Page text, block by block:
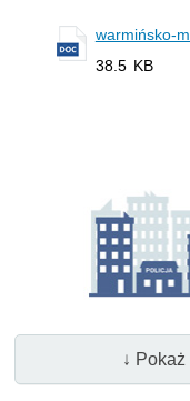
warmińsko-
38.5 KB
↓